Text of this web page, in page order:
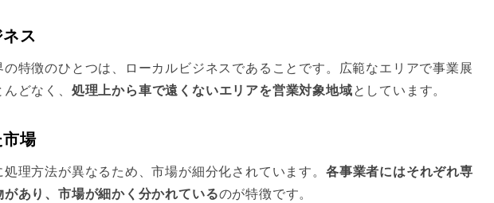
ネス
の特徴のひとつは、ローカルビジネスであることです。広範なエリアで事業展
どなく、 処理上から車で遠くないエリアを営業対象地域としています。
市場
理方法が異なるため、市場が細分化されています。 各事業者にはそれぞれ専
があり、市場が細かく分かれているのが特徴です。